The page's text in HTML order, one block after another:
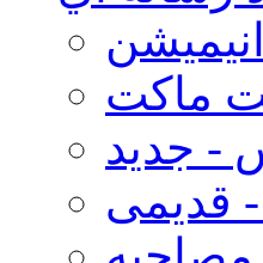
ماکت
- جدید
قدیمی